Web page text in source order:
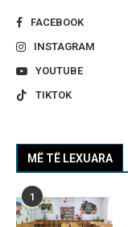
FACEBOOK
INSTAGRAM
YOUTUBE
TIKTOK
MË TË LEXUARA
1